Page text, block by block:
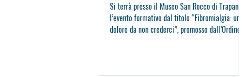
Si terrà presso il Museo San Rocco di Trapani
l’evento formativo dal titolo “Fibromialgia: un
dolore da non crederci”, promosso dall’Ordine